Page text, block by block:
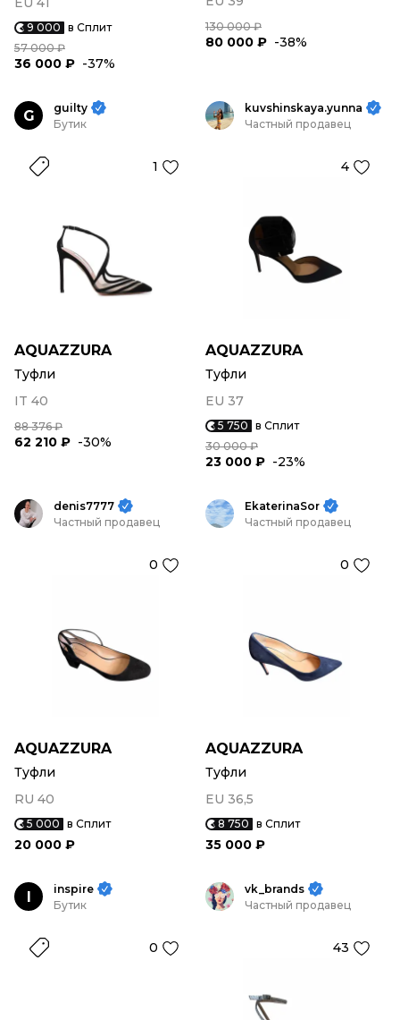
9 000 в Сплит
57 000 ₽
36 000 ₽ -37%
130 000 ₽
80 000 ₽ -38%
G
guilty
Бутик
1
AQUAZZURA
Туфли
IT 40
88 376 ₽
62 210 ₽ -30%
kuvshinskaya.yunna
Частный продавец
4
AQUAZZURA
Туфли
EU 37
5 750 в Сплит
30 000 ₽
23 000 ₽ -23%
denis7777
Частный продавец
0
AQUAZZURA
Туфли
RU 40
5 000 в Сплит
20 000 ₽
EkaterinaSor
Частный продавец
0
AQUAZZURA
Туфли
EU 36,5
8 750 в Сплит
35 000 ₽
I
inspire
Бутик
0
vk_brands
Частный продавец
43